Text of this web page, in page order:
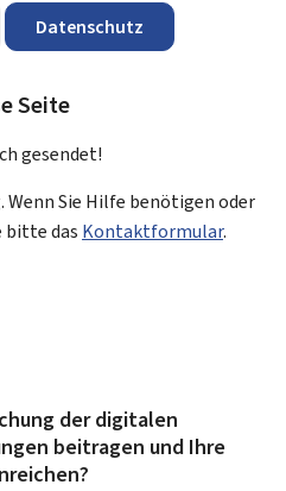
Datenschutz
Seite
gesendet!
Sie Hilfe benötigen oder
bitte das Kontaktformular.
der digitalen
beitragen und Ihre